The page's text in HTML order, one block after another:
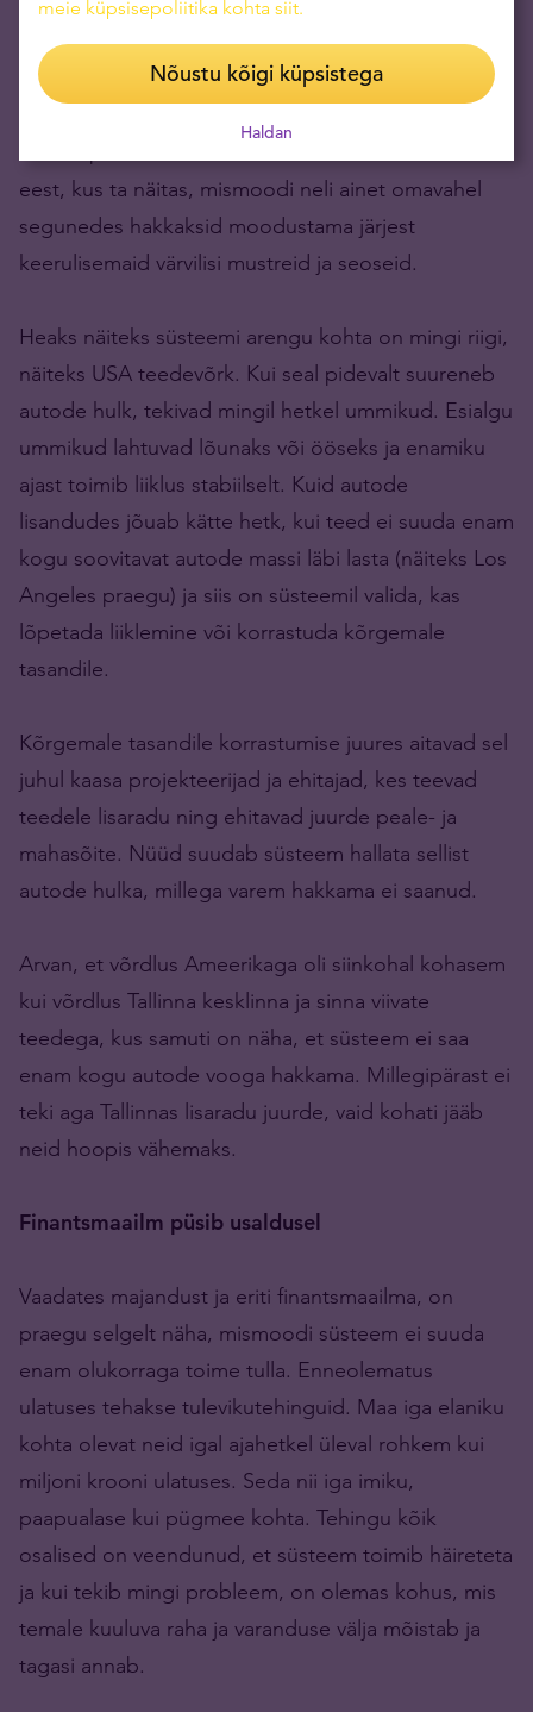
seesama põhimõte kehtib kõigil tasanditel, alates
lihtsamatest molekulidest ja organismidest kuni
eest, kus ta näitas, mismoodi neli ainet omavahel
segunedes hakkaksid moodustama järjest
keerulisemaid värvilisi mustreid ja seoseid.
Heaks näiteks süsteemi arengu kohta on mingi riigi,
näiteks USA teedevõrk. Kui seal pidevalt suureneb
autode hulk, tekivad mingil hetkel ummikud. Esialgu
ummikud lahtuvad lõunaks või ööseks ja enamiku
ajast toimib liiklus stabiilselt. Kuid autode
lisandudes jõuab kätte hetk, kui teed ei suuda enam
kogu soovitavat autode massi läbi lasta (näiteks Los
Angeles praegu) ja siis on süsteemil valida, kas
lõpetada liiklemine või korrastuda kõrgemale
tasandile.
Kõrgemale tasandile korrastumise juures aitavad sel
juhul kaasa projekteerijad ja ehitajad, kes teevad
teedele lisaradu ning ehitavad juurde peale- ja
mahasõite. Nüüd suudab süsteem hallata sellist
autode hulka, millega varem hakkama ei saanud.
Arvan, et võrdlus Ameerikaga oli siinkohal kohasem
kui võrdlus Tallinna kesklinna ja sinna viivate
teedega, kus samuti on näha, et süsteem ei saa
enam kogu autode vooga hakkama. Millegipärast ei
teki aga Tallinnas lisaradu juurde, vaid kohati jääb
neid hoopis vähemaks.
Finantsmaailm püsib usaldusel
Vaadates majandust ja eriti finantsmaailma, on
praegu selgelt näha, mismoodi süsteem ei suuda
enam olukorraga toime tulla. Enneolematus
ulatuses tehakse tulevikutehinguid. Maa iga elaniku
kohta olevat neid igal ajahetkel üleval rohkem kui
miljoni krooni ulatuses. Seda nii iga imiku,
paapualase kui pügmee kohta. Tehingu kõik
osalised on veendunud, et süsteem toimib häireteta
ja kui tekib mingi probleem, on olemas kohus, mis
temale kuuluva raha ja varanduse välja mõistab ja
tagasi annab.
meie küpsisepoliitika kohta siit.
Nõustu kõigi küpsistega
Haldan